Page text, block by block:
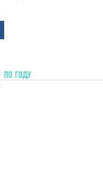
ПО ГОДУ